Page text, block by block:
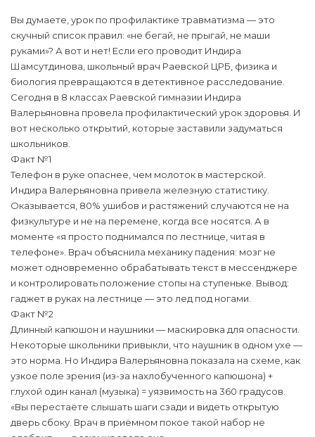
Вы думаете, урок по профилактике травматизма — это
скучный список правил: «не бегай, не прыгай, не маши
руками»? А вот и нет! Если его проводит Индира
Шамсутдинова, школьный врач Раевской ЦРБ, физика и
биология превращаются в детективное расследование.
Сегодня в 8 классах Раевской гимназии Индира
Валерьяновна провела профилактический урок здоровья. И
вот несколько открытий, которые заставили задуматься
школьников.
Факт №1
Телефон в руке опаснее, чем молоток в мастерской.
Индира Валерьяновна привела железную статистику.
Оказывается, 80% ушибов и растяжений случаются не на
физкультуре и не на перемене, когда все носятся. А в
моменте «я просто поднимался по лестнице, читая в
телефоне». Врач объяснила механику падения: мозг не
может одновременно обрабатывать текст в мессенджере
и контролировать положение стопы на ступеньке. Вывод:
гаджет в руках на лестнице — это лед под ногами.
Факт №2
Длинный капюшон и наушники — маскировка для опасности.
Некоторые школьники привыкли, что наушник в одном ухе —
это норма. Но Индира Валерьяновна показала на схеме, как
узкое поле зрения (из-за нахлобученного капюшона) +
глухой один канал (музыка) = уязвимость на 360 градусов.
«Вы перестаёте слышать шаги сзади и видеть открытую
дверь сбоку. Врач в приёмном покое такой набор не